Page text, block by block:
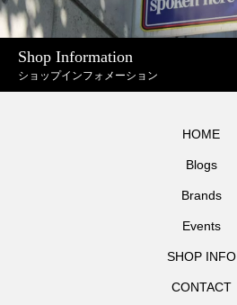
Shop Information
ショップインフォメーション
HOME
Blogs
Brands
Events
SHOP INFO
CONTACT